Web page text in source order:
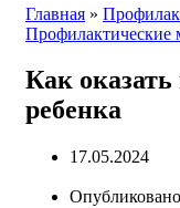
Главная »
Профилактические
Как
ребенка
17.05.2024
Опубликовано